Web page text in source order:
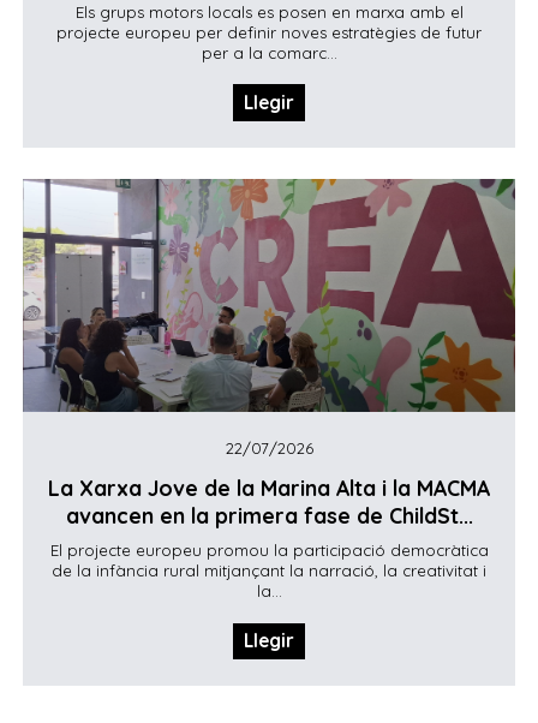
Els grups motors locals es posen en marxa amb el
projecte europeu per definir noves estratègies de futur
per a la comarc...
Llegir
22/07/2026
La Xarxa Jove de la Marina Alta i la MACMA
avancen en la primera fase de ChildSt...
El projecte europeu promou la participació democràtica
de la infància rural mitjançant la narració, la creativitat i
la...
Llegir